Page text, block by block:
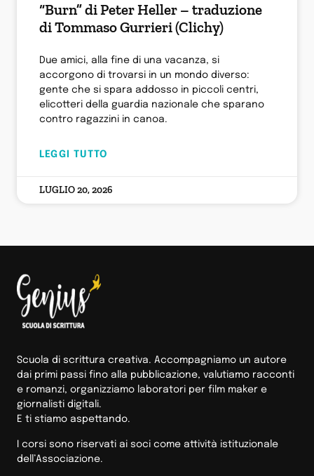
“Burn” di Peter Heller – traduzione
di Tommaso Gurrieri (Clichy)
Due amici, alla fine di una vacanza, si
accorgono di trovarsi in un mondo diverso:
gente che si spara addosso in piccoli centri,
elicotteri della guardia nazionale che sparano
contro ragazzini in canoa.
LEGGI TUTTO
LUGLIO 20, 2026
Scuola di scrittura creativa. Accompagniamo un autore
dai primi passi fino alla pubblicazione, valutiamo racconti
e romanzi, organizziamo laboratori per film maker e
giornalisti digitali.
E ti stiamo aspettando.
I corsi sono riservati ai soci come attività istituzionale
dell’Associazione.